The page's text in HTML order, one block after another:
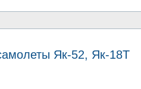
Як-52, Як-18Т